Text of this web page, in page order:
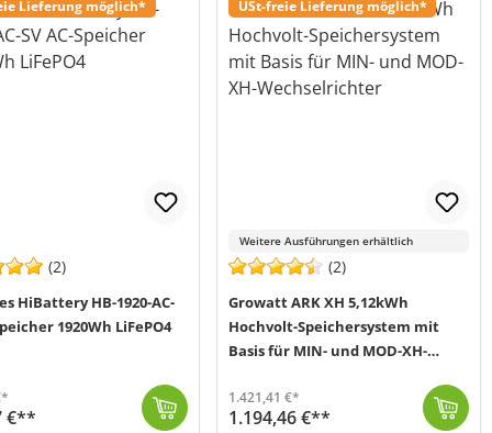
Lieferung möglich*
(2)
HiBattery HB-1920-AC-
1920Wh LiFePO4
€**
USt-freie Lieferung möglich*
Weitere Ausführungen erhältlich
(2)
Growatt ARK XH 5,12kWh
Hochvolt-Speichersystem mit
Basis für MIN- und MOD-XH-
1.421,41 €*
1.194,46 €**